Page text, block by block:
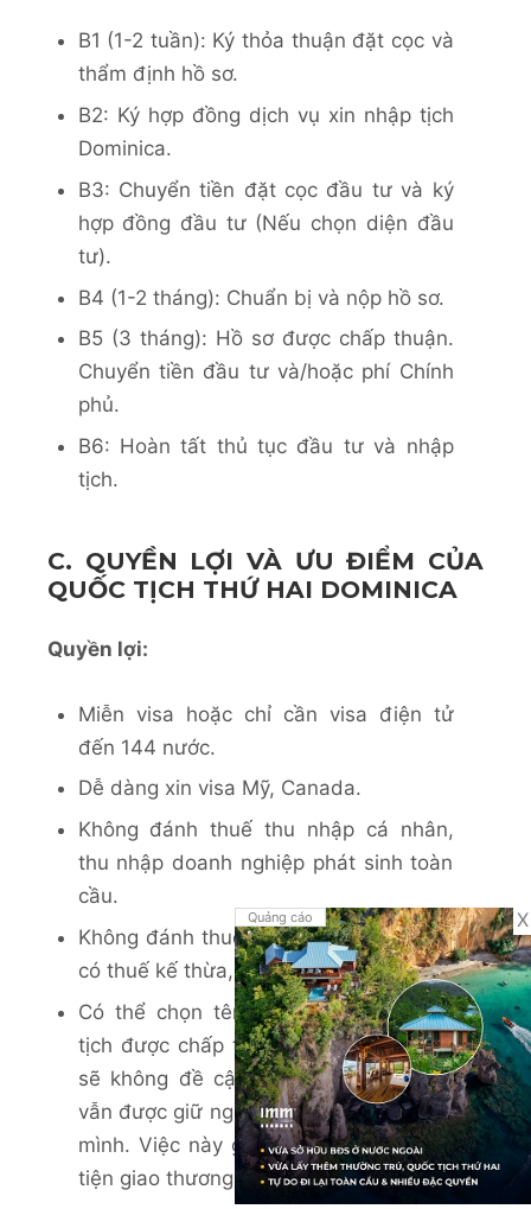
B1 (1-2 tuần): Ký thỏa thuận đặt cọc và
thẩm định hồ sơ.
B2: Ký hợp đồng dịch vụ xin nhập tịch
Dominica.
B3: Chuyển tiền đặt cọc đầu tư và ký
hợp đồng đầu tư (Nếu chọn diện đầu
tư).
B4 (1-2 tháng): Chuẩn bị và nộp hồ sơ.
B5 (3 tháng): Hồ sơ được chấp thuận.
Chuyển tiền đầu tư và/hoặc phí Chính
phủ.
B6: Hoàn tất thủ tục đầu tư và nhập
tịch.
C. QUYỀN LỢI VÀ ƯU ĐIỂM CỦA
QUỐC TỊCH THỨ HAI DOMINICA
Quyền lợi:
Miễn visa hoặc chỉ cần visa điện tử
đến 144 nước.
Dễ dàng xin visa Mỹ, Canada.
Không đánh thuế thu nhập cá nhân,
thu nhập doanh nghiệp phát sinh toàn
cầu.
Không đánh thuế bất động sản, không
có thuế kế thừa, cho tặng gia sản.
Có thể chọn tên mới khi hồ sơ nhập
tịch được chấp thuận và Passport mới
sẽ không đề cập tên cũ. Nhà đầu tư
vẫn được giữ nguyên tên Việt Nam của
mình. Việc này giúp nhà đầu tư thuận
tiện giao thương với nước ngoài.
Quảng cáo X